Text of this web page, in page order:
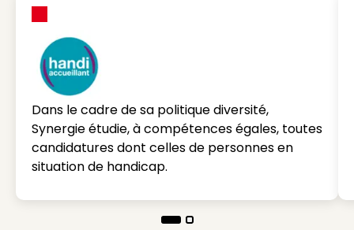
Dans le cadre de sa politique diversité,
Synergie étudie, à compétences égales, toutes
candidatures dont celles de personnes en
situation de handicap.